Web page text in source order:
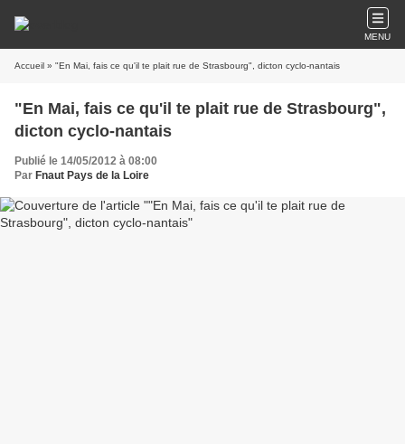
MENU
Accueil » "En Mai, fais ce qu'il te plait rue de Strasbourg", dicton cyclo-nantais
"En Mai, fais ce qu'il te plait rue de Strasbourg",
dicton cyclo-nantais
Publié le 14/05/2012 à 08:00
Par Fnaut Pays de la Loire